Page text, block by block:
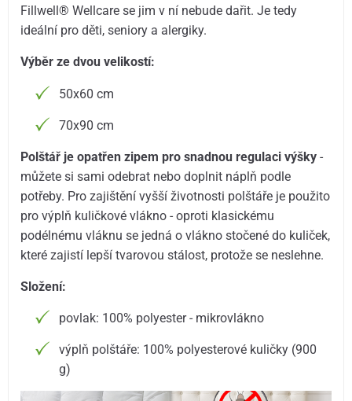
Fillwell® Wellcare se jim v ní nebude dařit. Je tedy
ideální pro děti, seniory a alergiky.
Výběr ze dvou velikostí:
50x60 cm
70x90 cm
Polštář je opatřen zipem pro snadnou regulaci výšky -
můžete si sami odebrat nebo doplnit náplň podle
potřeby. Pro zajištění vyšší životnosti polštáře je použito
pro výplň kuličkové vlákno - oproti klasickému
podélnému vláknu se jedná o vlákno stočené do kuliček,
které zajistí lepší tvarovou stálost, protože se neslehne.
Složení:
povlak: 100% polyester - mikrovlákno
výplň polštáře: 100% polyesterové kuličky (900
g)